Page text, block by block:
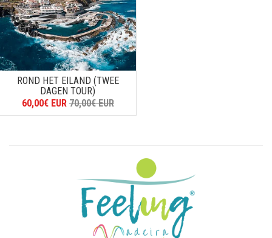
ROND HET EILAND (TWEE
DAGEN TOUR)
60,00€ EUR 70,00€ EUR